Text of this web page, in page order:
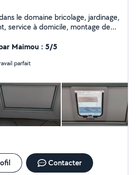
le domaine bricolage, jardinage,
service à domicile, montage de
Maimou : 5/5
parfait
Contacter